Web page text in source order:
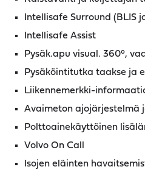
Intellisafe Surround (BLIS
Intellisafe Assist
Pysäk.apu visual. 360°,
Pysäköintitutka taakse ja
Liikennemerkki-
Avaimeton ajojärjestelmä
Polttoainekäyttöinen
Volvo On Call
Isojen eläinten